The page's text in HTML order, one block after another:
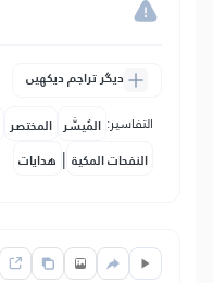
دیگر تراجم دیکھیں
التفاسير: المُيسَّر المختصر
النفحات المكية | هدايات